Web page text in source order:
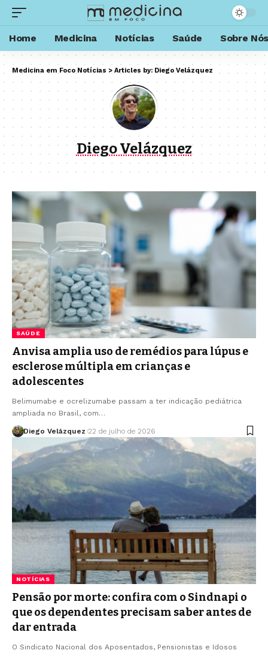
Home Medicina Notícias Saúde Sobre
Medicina em Foco Notícias > Articles by: Diego Velázquez
Diego Velázquez
SAÚDE
Anvisa amplia uso de remédios para lúpus e
esclerose múltipla em crianças e
adolescentes
Belimumabe e ocrelizumabe passam a ter indicação pediátrica
ampliada no Brasil, com…
Diego Velázquez 22 de julho de 2026
NOTÍCIAS
Pensão por morte: confira com o Sindnapi o
que os dependentes precisam saber antes de
dar entrada
O Sindicato Nacional dos Aposentados, Pensionistas e Idosos